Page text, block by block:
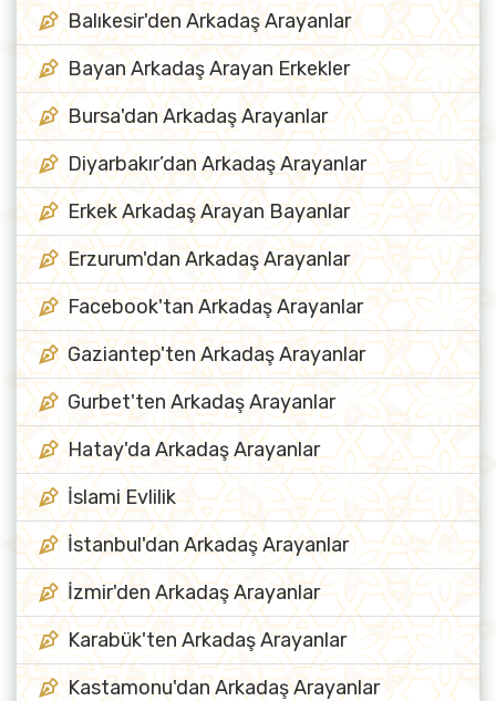
Balıkesir'den Arkadaş Arayanlar
Bayan Arkadaş Arayan Erkekler
Bursa'dan Arkadaş Arayanlar
Diyarbakır’dan Arkadaş Arayanlar
Erkek Arkadaş Arayan Bayanlar
Erzurum'dan Arkadaş Arayanlar
Facebook'tan Arkadaş Arayanlar
Gaziantep'ten Arkadaş Arayanlar
Gurbet'ten Arkadaş Arayanlar
Hatay'da Arkadaş Arayanlar
İslami Evlilik
İstanbul'dan Arkadaş Arayanlar
İzmir'den Arkadaş Arayanlar
Karabük'ten Arkadaş Arayanlar
Kastamonu'dan Arkadaş Arayanlar